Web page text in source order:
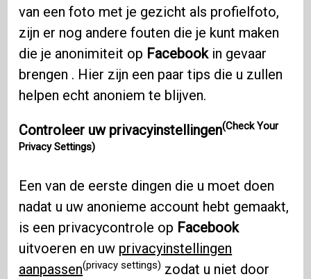
van een foto met je gezicht als profielfoto,
zijn er nog andere fouten die je kunt maken
die je anonimiteit op Facebookin gevaar
brengen . Hier zijn een paar tips die u zullen
helpen echt anoniem te blijven.
Controleer uw privacyinstellingen(Check Your
Privacy Settings)
Een van de eerste dingen die u moet doen
nadat u uw anonieme account hebt gemaakt,
is een privacycontrole op Facebook
uitvoeren en uw privacyinstellingen
aanpassen(privacy settings) zodat u niet door